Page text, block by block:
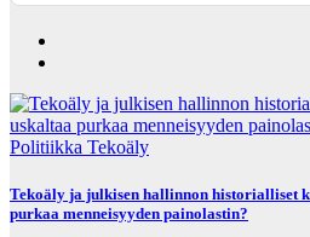
Politiikka Tekoäly
Tekoäly ja julkisen hallinnon historialliset
purkaa menneisyyden painolastin?